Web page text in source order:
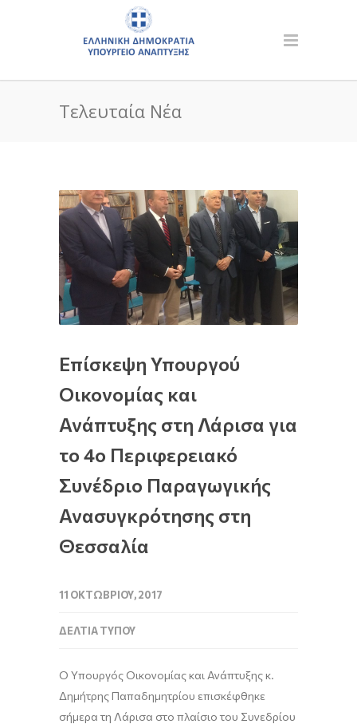
Τελευταία Νέα
Επίσκεψη Υπουργού
Οικονομίας και
Ανάπτυξης στη Λάρισα για
το 4ο Περιφερειακό
Συνέδριο Παραγωγικής
Ανασυγκρότησης στη
Θεσσαλία
11 ΟΚΤΩΒΡΊΟΥ, 2017
ΔΕΛΤΊΑ ΤΎΠΟΥ
Ο Υπουργός Οικονομίας και Ανάπτυξης κ.
Δημήτρης Παπαδημητρίου επισκέφθηκε
σήμερα τη Λάρισα στο πλαίσιο του Συνεδρίου